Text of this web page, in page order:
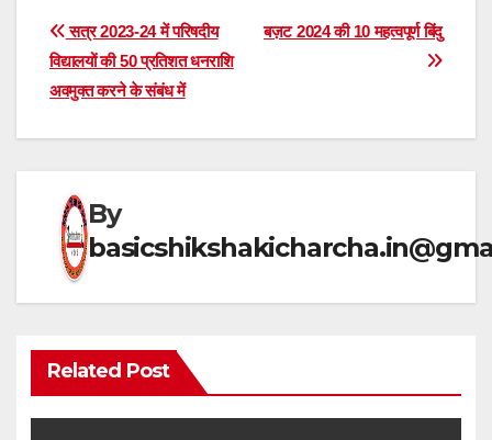
at
s
A
p
e
gr
a
m
c
e
b
o
e
Post
navigation
बज़ट 2024 की 10 महत्वपूर्ण बिंदु
सत्र 2023-24 में परिषदीय
विद्यालयों की 50 प्रतिशत धनराशि
अवमुक्त करने के संबंध में
By
Related Post